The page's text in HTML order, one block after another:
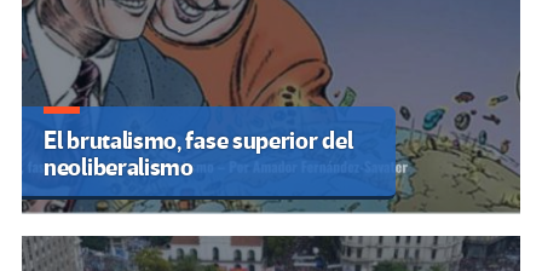
El brutalismo, fase superior del
neoliberalismo